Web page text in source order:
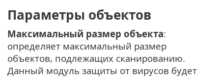
Параметры объектов
Максимальный размер объекта:
определяет максимальный размер
объектов, подлежащих сканированию.
Данный модуль защиты от вирусов будет